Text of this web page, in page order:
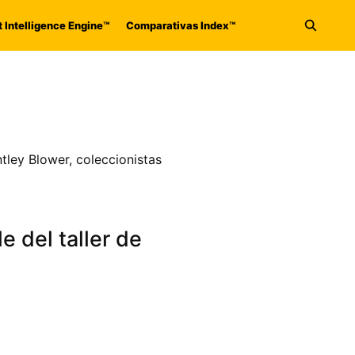
Intelligence Engine™ Comparativas Index™
Abrir
Blower, coleccionistas
del taller de